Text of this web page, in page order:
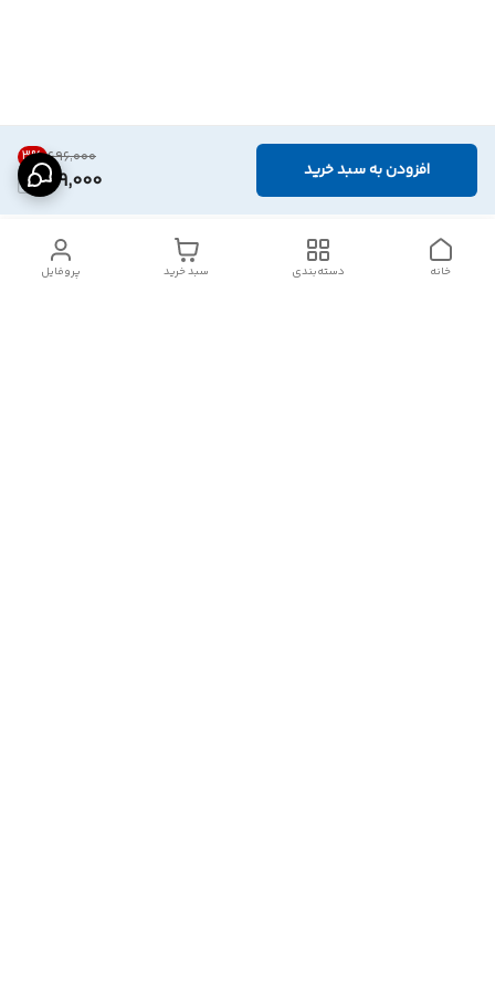
۶۹۶٬۰۰۰ 3%
669,000 افزودن به سبد خرید
پروفایل سبد خرید دسته‌بندی خانه